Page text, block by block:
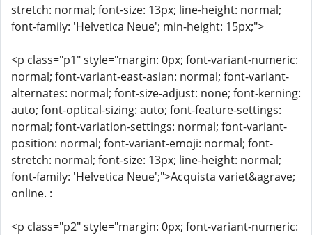
stretch: normal; font-size: 13px; line-height: normal;
font-family: 'Helvetica Neue'; min-height: 15px;">
<p class="p1" style="margin: 0px; font-variant-numeric:
normal; font-variant-east-asian: normal; font-variant-
alternates: normal; font-size-adjust: none; font-kerning:
auto; font-optical-sizing: auto; font-feature-settings:
normal; font-variation-settings: normal; font-variant-
position: normal; font-variant-emoji: normal; font-
stretch: normal; font-size: 13px; line-height: normal;
font-family: 'Helvetica Neue';">Acquista variet&agrave;
online. :
<p class="p2" style="margin: 0px; font-variant-numeric: